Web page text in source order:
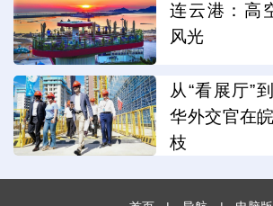
连云港：高
风光
从“看展厅”
华外交官在
枝